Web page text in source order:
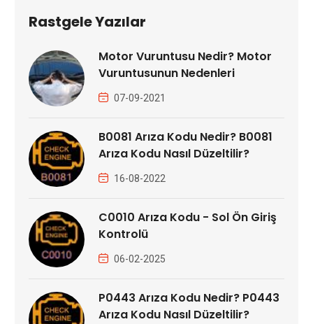
Rastgele Yazılar
Motor Vuruntusu Nedir? Motor
Vuruntusunun Nedenleri
07-09-2021
B0081 Arıza Kodu Nedir? B0081
Arıza Kodu Nasıl Düzeltilir?
16-08-2022
C0010 Arıza Kodu - Sol Ön Giriş
Kontrolü
06-02-2025
P0443 Arıza Kodu Nedir? P0443
Arıza Kodu Nasıl Düzeltilir?